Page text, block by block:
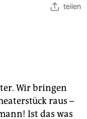
teilen
Wir bringen
raus –
Ist das was